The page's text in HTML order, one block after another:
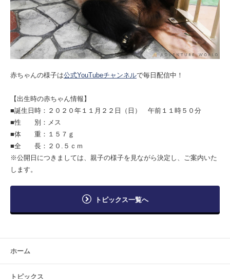
赤ちゃんの様子は公式YouTubeチャンネルで毎日配信中！
【出生時の赤ちゃん情報】
■誕生日時：２０２０年１１月２２日（日） 午前１１時５０分
■性 別：メス
■体 重：１５７ｇ
■全 長：２０.５ｃｍ
※公開日につきましては、親子の様子を見ながら決定し、ご案内いた
します。
トピックス一覧へ
ホーム
トピックス